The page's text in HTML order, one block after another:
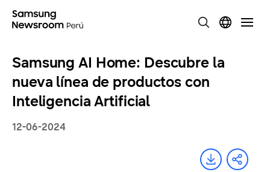
Samsung AI Home: Descubre la
nueva línea de productos con
Inteligencia Artificial
12-06-2024